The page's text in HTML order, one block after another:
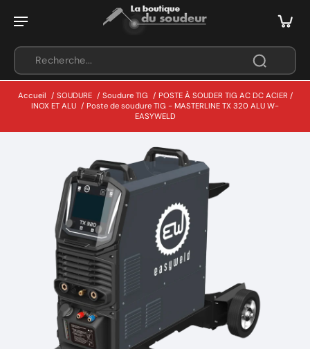
Accueil / SOUDURE / Soudure TIG / POSTE À SOUDER TIG AC DC ACIER /
INOX ET ALU / Poste de soudure TIG - MASTERLINE TX 320 ALU W-
EASYWELD